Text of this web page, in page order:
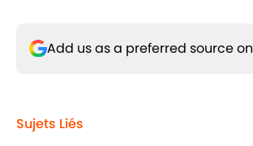
Add us as a preferred source on
Sujets Liés